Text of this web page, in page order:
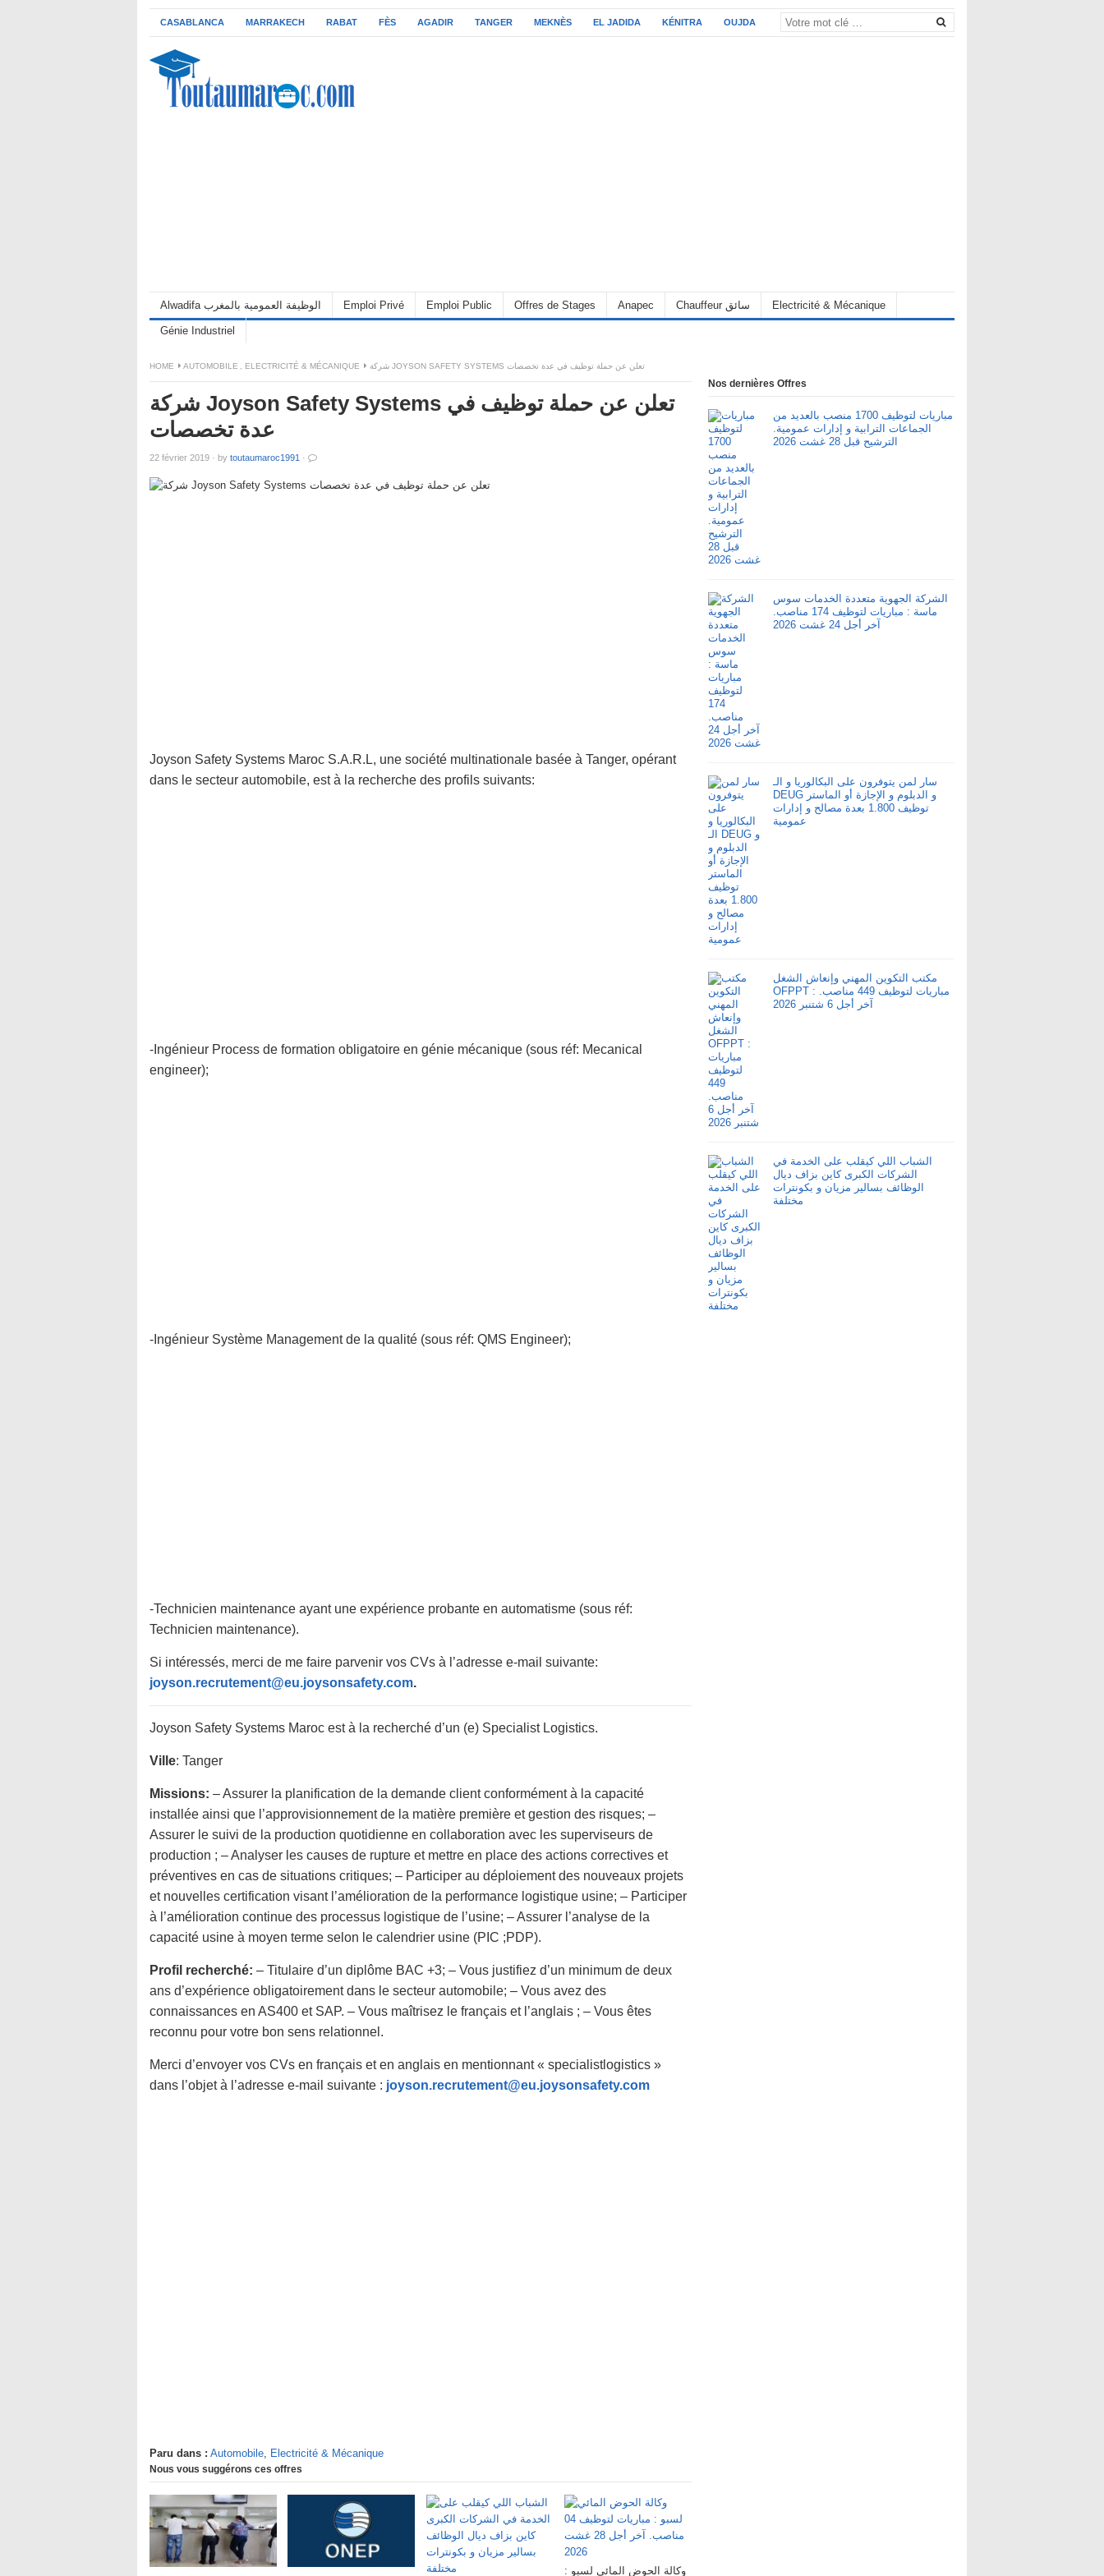
CASABLANCA MARRAKECH RABAT FÈS AGADIR TANGER MEKNÈS EL JADIDA KÉNITRA OUJDA
Alwadifa الوظيفة العمومية بالمغرب Emploi Privé Emploi Public Offres de Stages Anapec Chauffeur سائق Electricité & Mécanique
Génie Industriel
HOME AUTOMOBILE ELECTRICITÉ & MÉCANIQUE شركة JOYSON SAFETY SYSTEMS تعلن عن حملة توظيف في عدة تخصصات
شركة Joyson Safety Systems تعلن عن حملة توظيف في
عدة تخصصات
22 février 2019 · by toutaumaroc1991 ·
Joyson Safety Systems Maroc S.A.R.L, une société multinationale basée à Tanger, opérant
dans le secteur automobile, est à la recherche des profils suivants:
-Ingénieur Process de formation obligatoire en génie mécanique (sous réf: Mecanical
engineer);
-Ingénieur Système Management de la qualité (sous réf: QMS Engineer);
-Technicien maintenance ayant une expérience probante en automatisme (sous réf:
Technicien maintenance).
Si intéressés, merci de me faire parvenir vos CVs à l’adresse e-mail suivante:
joyson.recrutement@eu.joysonsafety.com.
Joyson Safety Systems Maroc est à la recherché d’un (e) Specialist Logistics.
Ville: Tanger
Missions: – Assurer la planification de la demande client conformément à la capacité
installée ainsi que l’approvisionnement de la matière première et gestion des risques; –
Assurer le suivi de la production quotidienne en collaboration avec les superviseurs de
production ; – Analyser les causes de rupture et mettre en place des actions correctives et
préventives en cas de situations critiques; – Participer au déploiement des nouveaux projets
et nouvelles certification visant l’amélioration de la performance logistique usine; – Participer
à l’amélioration continue des processus logistique de l’usine; – Assurer l’analyse de la
capacité usine à moyen terme selon le calendrier usine (PIC ;PDP).
Profil recherché: – Titulaire d’un diplôme BAC +3; – Vous justifiez d’un minimum de deux
ans d’expérience obligatoirement dans le secteur automobile; – Vous avez des
connaissances en AS400 et SAP. – Vous maîtrisez le français et l’anglais ; – Vous êtes
reconnu pour votre bon sens relationnel.
Merci d’envoyer vos CVs en français et en anglais en mentionnant « specialistlogistics »
dans l’objet à l’adresse e-mail suivante : joyson.recrutement@eu.joysonsafety.com
Paru dans : Automobile, Electricité & Mécanique
Nous vous suggérons ces offres
وكالة الحوض المائي لسبو :
Nos dernières Offres
مباريات لتوظيف 1700 منصب بالعديد من
الجماعات الترابية و إدارات عمومية.
الترشيح قبل 28 غشت 2026
الشركة الجهوية متعددة الخدمات سوس
ماسة : مباريات لتوظيف 174 مناصب.
آخر أجل 24 غشت 2026
سار لمن يتوفرون على البكالوريا و الـ
DEUG و الدبلوم و الإجازة أو الماستر
توظيف 1.800 بعدة مصالح و إدارات
عمومية
مكتب التكوين المهني وإنعاش الشغل
OFPPT : مباريات لتوظيف 449 مناصب.
آخر أجل 6 شتنبر 2026
الشباب اللي كيقلب على الخدمة في
الشركات الكبرى كاين بزاف ديال
الوظائف بسالير مزيان و بكونترات
مختلفة